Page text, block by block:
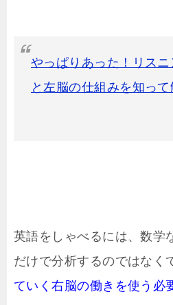
やっぱりあった！リス
と左脳の仕組みを知っ
英語をしゃべるには、数学
だけで分析するのではなく
ていく右脳の働きを使う必